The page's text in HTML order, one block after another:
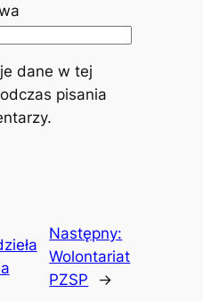
dane w tej
pisania
Następny:
Wolontariat
PZSP
→